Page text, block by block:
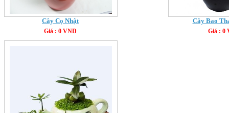
Cây Cọ Nhật
Giá : 0 VND
Cây Bao
Giá : 0